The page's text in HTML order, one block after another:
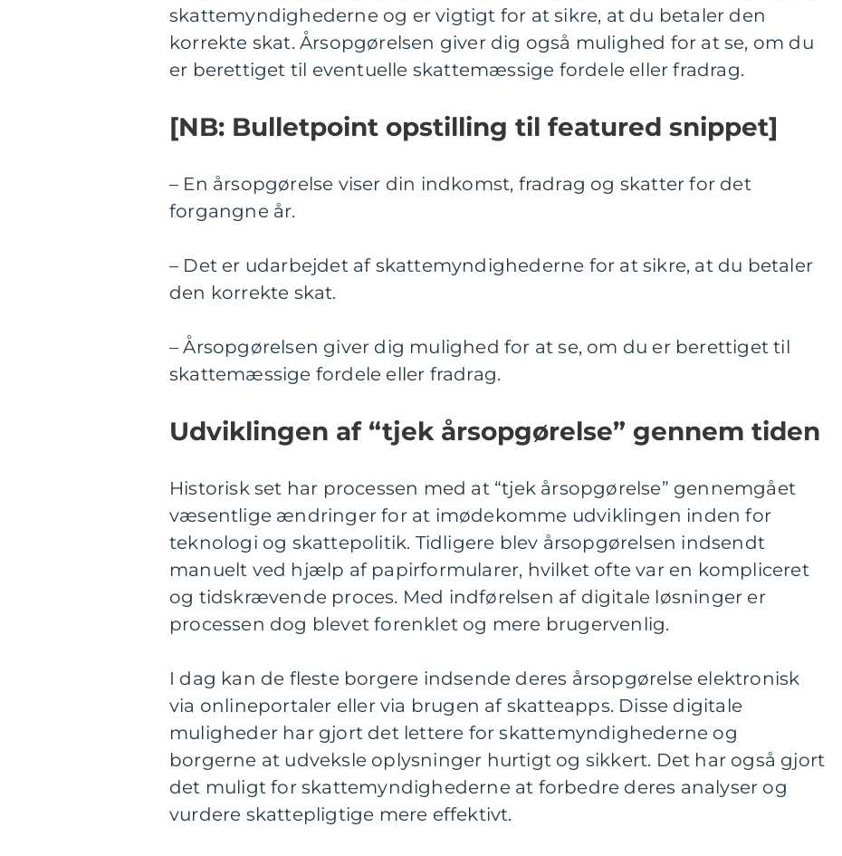
skattemyndighederne og er vigtigt for at sikre, at du betaler den
korrekte skat. Årsopgørelsen giver dig også mulighed for at se, om du
er berettiget til eventuelle skattemæssige fordele eller fradrag.
[NB: Bulletpoint opstilling til featured snippet]
– En årsopgørelse viser din indkomst, fradrag og skatter for det
forgangne år.
– Det er udarbejdet af skattemyndighederne for at sikre, at du betaler
den korrekte skat.
– Årsopgørelsen giver dig mulighed for at se, om du er berettiget til
skattemæssige fordele eller fradrag.
Udviklingen af “tjek årsopgørelse” gennem tiden
Historisk set har processen med at “tjek årsopgørelse” gennemgået
væsentlige ændringer for at imødekomme udviklingen inden for
teknologi og skattepolitik. Tidligere blev årsopgørelsen indsendt
manuelt ved hjælp af papirformularer, hvilket ofte var en kompliceret
og tidskrævende proces. Med indførelsen af digitale løsninger er
processen dog blevet forenklet og mere brugervenlig.
I dag kan de fleste borgere indsende deres årsopgørelse elektronisk
via onlineportaler eller via brugen af skatteapps. Disse digitale
muligheder har gjort det lettere for skattemyndighederne og
borgerne at udveksle oplysninger hurtigt og sikkert. Det har også gjort
det muligt for skattemyndighederne at forbedre deres analyser og
vurdere skattepligtige mere effektivt.